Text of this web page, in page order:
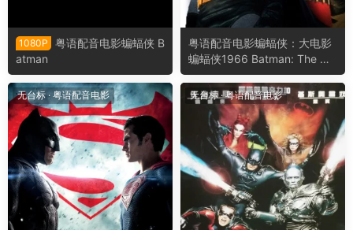
1080P
粤语配音电影蝙蝠侠 B
atman
粤语配音电影蝙蝠侠：大电影
蝙蝠侠1966 Batman: The Mo
vie
无台标 · 粤语配音电影 无台标·粤语配音电影